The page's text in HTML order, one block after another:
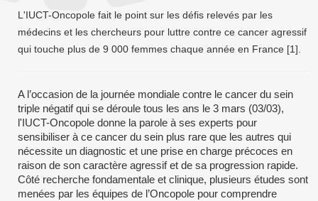
L'IUCT-Oncopole fait le point sur les défis relevés par les
médecins et les chercheurs pour luttre contre ce cancer agressif
qui touche plus de 9 000 femmes chaque année en France [1].
A l’occasion de la journée mondiale contre le cancer du sein
triple négatif qui se déroule tous les ans le 3 mars (03/03),
l'IUCT-Oncopole donne la parole à ses experts pour
sensibiliser à ce cancer du sein plus rare que les autres qui
nécessite un diagnostic et une prise en charge précoces en
raison de son caractère agressif et de sa progression rapide.
Côté recherche fondamentale et clinique, plusieurs études sont
menées par les équipes de l’Oncopole pour comprendre